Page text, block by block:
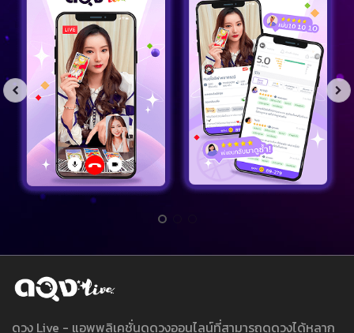
ดวง Live - แอพพลิเคชั่นดูดวงออนไลน์ที่สามารถดูดวงได้หลาก